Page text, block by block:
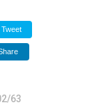
Tweet
63